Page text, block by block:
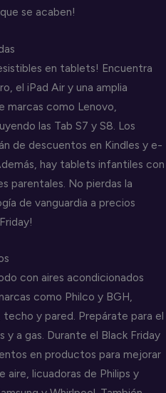
se acaben!
en tablets! Encuentra
el iPad Air y una amplia
como Lenovo,
las Tab S7 y S8. Los
de descuentos en Kindles y e-
hay tablets infantiles con
parentales. No pierdas la
de vanguardia a precios
con aires acondicionados
como Philco y BGH,
y pared. Prepárate para el
a gas. Durante el Black Friday
en productos para mejorar
aire, licuadoras de Philips y